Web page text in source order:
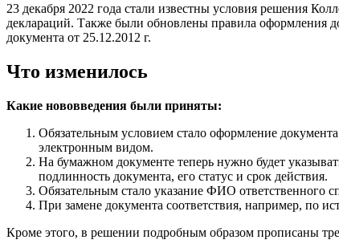
23 декабря 2022 года стали известны условия решения
деклараций. Также были обновлены правила оформления
документа от 25.12.2012 г.
Что изменилось
Какие нововведения были приняты:
Обязательным условием стало оформление
электронным видом.
На бумажном документе теперь нужно будет
подлинность документа, его статус и срок действия.
Обязательным стало указание ФИО ответственного
При замене документа соответствия, например, по
Кроме этого, в решении подробным образом прописаны